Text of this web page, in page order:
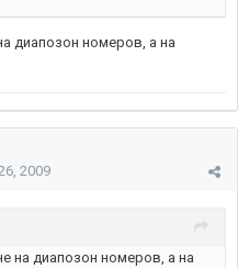
диапозон номеров, а на
2009
на диапозон номеров, а на